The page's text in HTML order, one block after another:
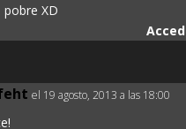
pobre XD
el 19 agosto, 2013 a las 18:00